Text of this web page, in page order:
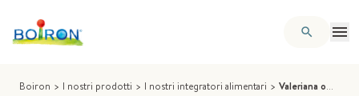
Boiron > I nostri prodotti > I nostri integratori alimentari > Valeriana officinalis